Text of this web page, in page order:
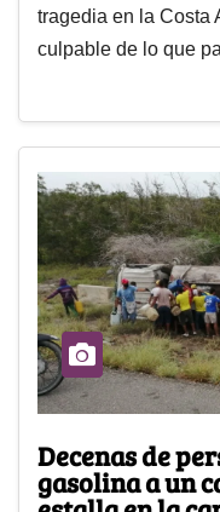
tragedia en la Costa
culpable de lo que
Decenas de
gasolina a un